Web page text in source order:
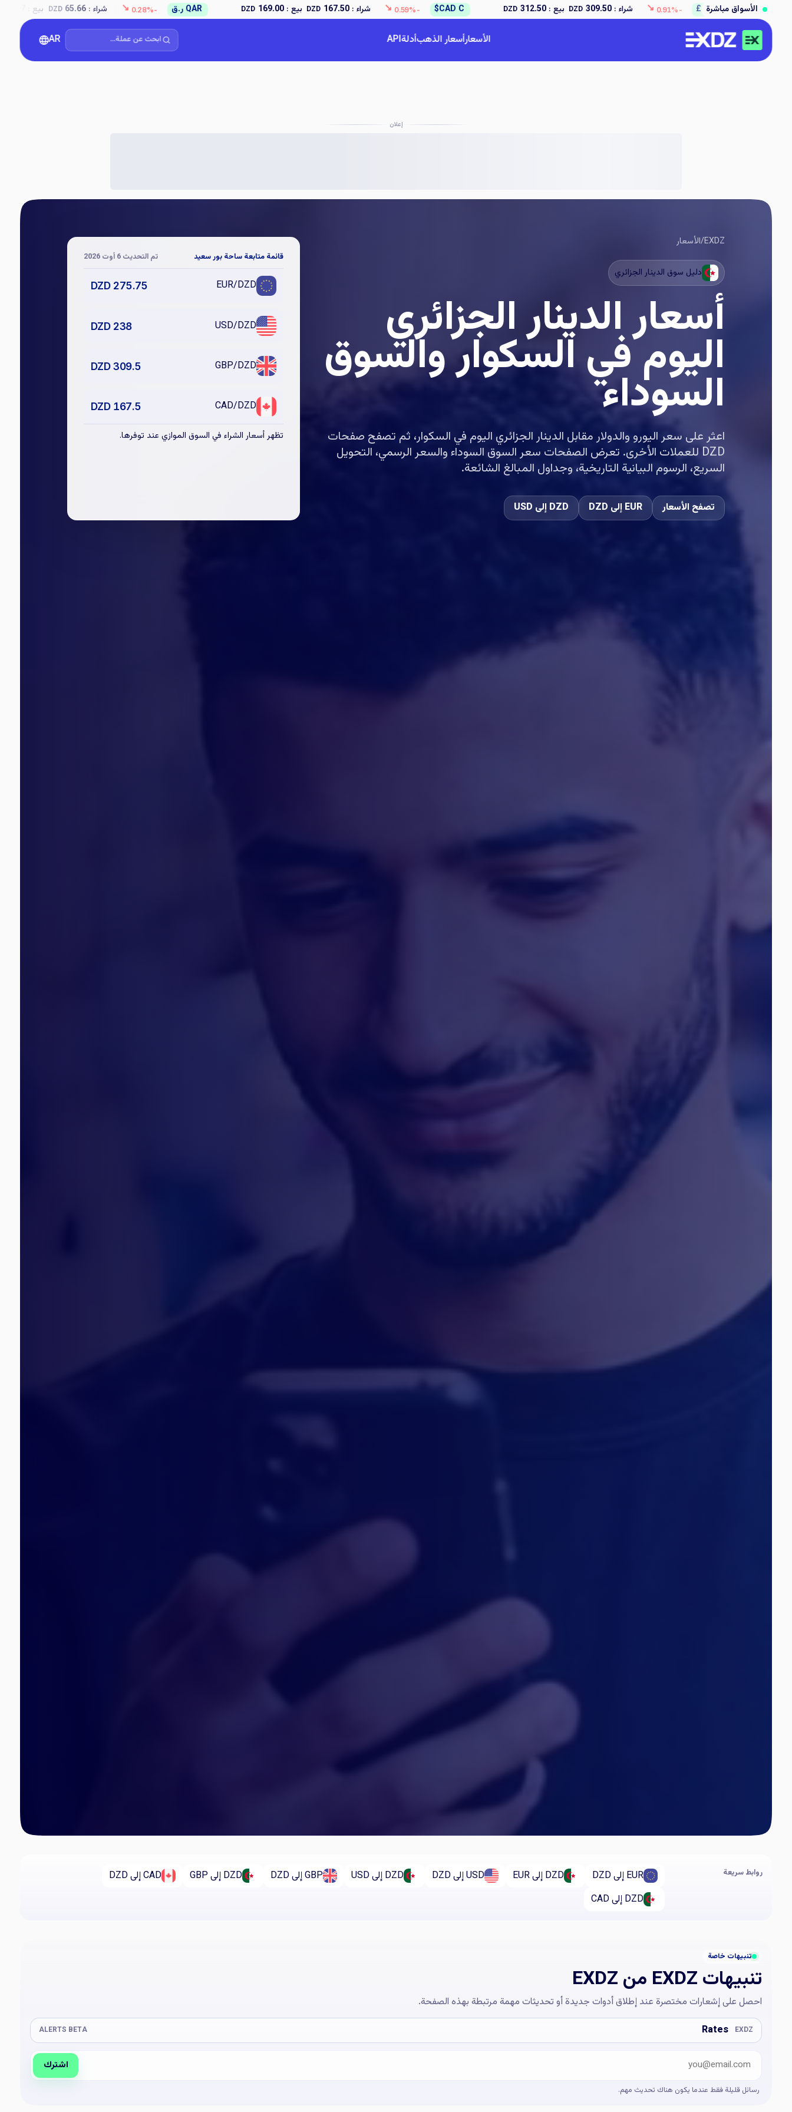
الأسواق مباشرة
CADC$
-0.59%
↘ شراء 167.50
DZD بيع:
169.00
DZD ر.ق -0.28%
↘ شراء 65.66
DZD بيع :
66.97
DZD
-0.28%
↘ شراء:
65.08
DZD بيع:
66.38
DZD
الأسعارأسعار الذهبأدلةAPI ابحث عن عملة... AR
إعلان
EXDZ
/الأسعار
دليل سوق الدينار الجزائري
أسعار الدينار الجزائري
اليوم في السكوار والسوق
السوداء
اعثر على سعر اليورو والدولار مقابل الدينار الجزائري اليوم في السكوار، ثم تصفح صفحات
DZD للعملات الأخرى. تعرض الصفحات سعر السوق السوداء والسعر الرسمي، التحويل
السريع، الرسوم البيانية التاريخية، وجداول المبالغ الشائعة.
تصفح الأسعار EUR إلى DZD DZD إلى USD
قائمة متابعة ساحة بور سعيد تم التحديث 6 أوت 2026
EUR/DZD
275.75
DZD
USD/DZD
238
DZD
GBP/DZD
309.5
DZD
CAD/DZD
167.5
DZD
تظهر أسعار الشراء في السوق الموازي عند توفرها.
روابط سريعة EUR إلى DZD DZD إلى EUR USD إلى DZD DZD إلى USD GBP إلى DZD DZD إلى GBP
CAD إلى DZD
DZD إلى CAD
تنبيهات خاصة
تنبيهات EXDZ من EXDZ
احصل على إشعارات مختصرة عند إطلاق أدوات جديدة أو تحديثات مهمة مرتبطة بهذه الصفحة.
EXDZ
Rates
ALERTS BETA البريد الإلكتروني
Company website
اشترك
رسائل قليلة فقط عندما يكون هناك تحديث مهم.